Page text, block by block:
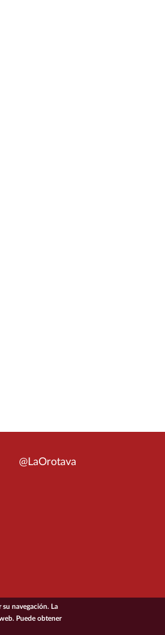
@LaOrotava
navegación. La
Puede obtener